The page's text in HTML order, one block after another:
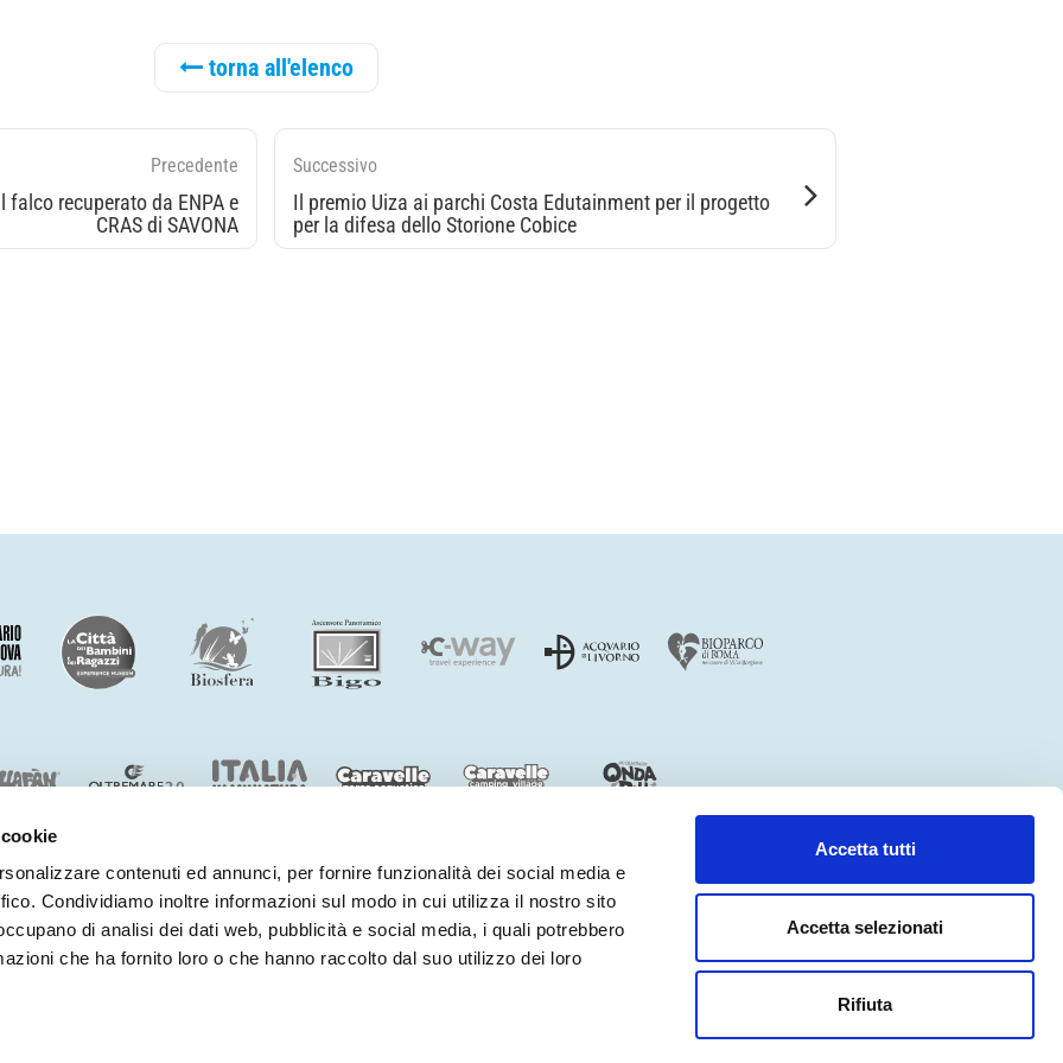
contenuti ed annunci, per fornire funzionalità dei social media e
Condividiamo inoltre informazioni sul modo in cui utilizza il nostro sito
di analisi dei dati web, pubblicità e social media, i quali potrebbero
che ha fornito loro o che hanno raccolto dal suo utilizzo dei loro
Accetta tutti
Accetta selezionati
Rifiuta
torna all'elenco
Successivo
Il premio Uiza ai parchi Costa Edutainment per il progetto
per la difesa dello Storione Cobice
Precedente
recuperato da ENPA e
CRAS di SAVONA
BENVENUTI NEL MONDO DICOSTA EDUTAINMENT
- P.iva 03362540100 - REA 333033